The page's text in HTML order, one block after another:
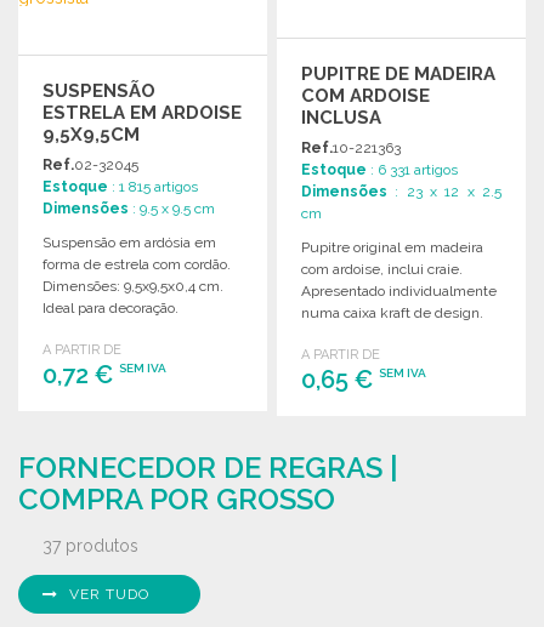
SUSPENSÃO
ESTRELA EM ARDOISE
9,5X9,5CM
Ref.02-32045
Estoque : 1 815 artigos
Dimensões : 9.5 x 9.5 cm
Suspensão em ardósia em
forma de estrela com cordão.
Dimensões: 9,5x9,5x0,4 cm.
Ideal para decoração.
A PARTIR DE
0,72 € SEM IVA
Solicitar um orçamento
PUPITRE DE MADEIRA
COM ARDOISE
INCLUSA
Ref.10-221363
Estoque : 6 331 artigos
Dimensões : 23 x 12 x 2.5
cm
Pupitre original em madeira
com ardoise, inclui craie.
Apresentado individualmente
numa caixa kraft de design.
A PARTIR DE
0,65 €SEM IVA
Solicitar um orçamento
FORNECEDOR DE REGRAS |
COMPRA POR GROSSO
37 produtos
VER TUDO